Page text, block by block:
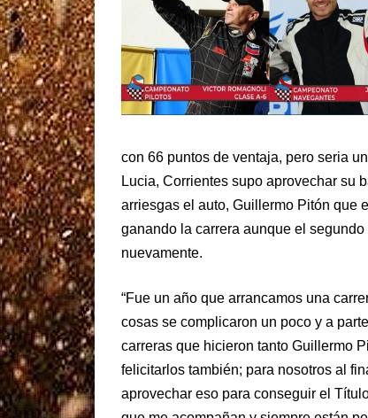
con 66 puntos de ventaja, pero seria
Lucia, Corrientes supo aprovechar su
arriesgas el auto, Guillermo Pitón que
ganando la carrera aunque el
nuevamente.
“Fue un año que arrancamos una
cosas se complicaron un poco y a
carreras que hicieron tanto Guillermo
felicitarlos también; para nosotros al
aprovechar eso para conseguir el